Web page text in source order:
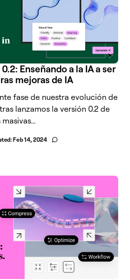
Enseñando a la IA a ser
mejoras de IA
fase de nuestra evolución de
lanzamos la versión 0.2 de
Feb 14, 2024